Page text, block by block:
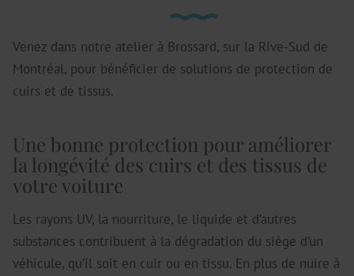
Venez dans notre atelier à Brossard, sur la Rive-Sud de
Montréal, pour bénéficier de solutions de protection de
cuirs et de tissus.
Une bonne protection pour améliorer
la longévité des cuirs et des tissus de
votre voiture
Les rayons UV, la nourriture, le liquide et d’autres
substances contribuent à la dégradation du siège d’un
véhicule, qu’il soit en cuir ou en tissu. En plus de nuire à